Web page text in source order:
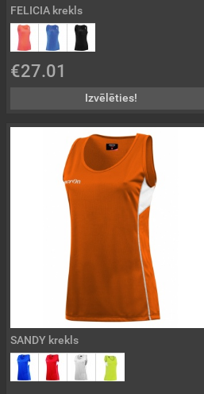
FELICIA krekls
€27.01
Izvēlēties!
SANDY krekls